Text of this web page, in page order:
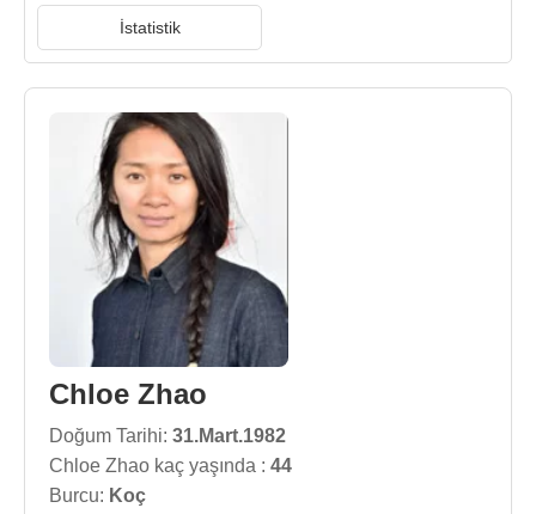
İstatistik
Chloe Zhao
Doğum Tarihi: 31.Mart.1982
Chloe Zhao kaç yaşında : 44
Burcu: Koç